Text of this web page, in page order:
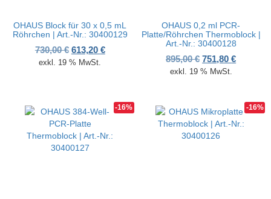
OHAUS Block für 30 x 0,5 mL
Röhrchen | Art.-Nr.: 30400129
730,00€ Ursprünglicher Preis war: 730,00 €
613,20 €Aktueller Preis ist: 613,20 €.
exkl. 19 % MwSt.
OHAUS 0,2 ml PCR-
Platte/Röhrchen Thermoblock |
Art.-Nr.: 30400128
895,00€ Ursprünglicher
751,80€
exkl. 19 % MwSt.
-16% -16%